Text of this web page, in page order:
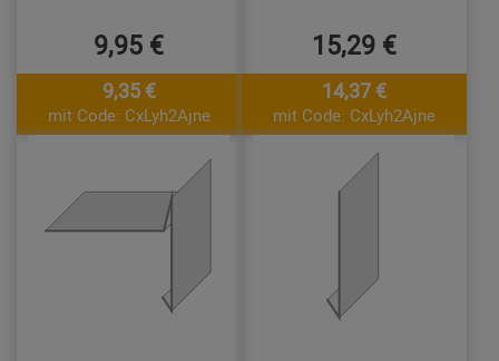
9,95 €
9,35 €
mit Code: CxLyh2Ajne
15,29 €
14,37 €
mit Code: CxLyh2Ajne